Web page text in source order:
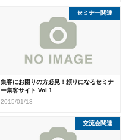
集客にお困りの方必見！頼りになるセミナ
ー集客サイト Vol.1
2015/01/13
セミナー関連
交流会関連